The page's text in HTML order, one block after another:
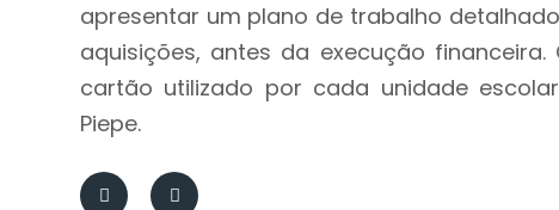
apresentar um plano de trabalho
aquisições, antes da execução
cartão utilizado por cada unidade
Piepe.